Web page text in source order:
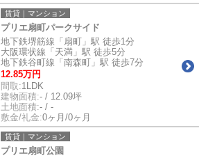
賃貸｜マンション
プリエ扇町パークサイド
地下鉄堺筋線「扇町」駅 徒歩1分
大阪環状線「天満」駅 徒歩5分
地下鉄谷町線「南森町」駅 徒歩7分
12.85万円
間取:1LDK
建物面積:- / 12.09坪
土地面積:- / -
敷金/礼金:0ヶ月/0ヶ月
賃貸｜マンション
プリエ扇町公園